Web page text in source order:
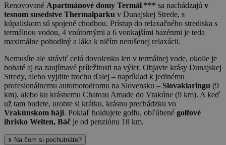
Renovované Apartmánové domy Termál *** sa nachádzajú v
tesnom susedstve Thermalparku v Dunajskej Strede, s
kúpaliskom sú spojené chodbou. Prístup do relaxačného strediska s
termálnou vodou, 4 vnútornými a 6 vonkajšími bazénmi je teda
maximálne pohodlný a láka k ničím nerušenej relaxácii.
Nemusíte ale stráviť celú dovolenku len v termálnej vode, okolie je
bohaté aj na zaujímavé príležitosti na výlet. Objavte krásy Dunajskej
Stredy, alebo vyjdite trochu ďalej – napríklad k jedinému
profesionálnemu automotodromu na Slovensku – Slovakiaringu (9
km), alebo ku krásnemu Chateau Amade do Vrakúne (9 km). A keď
už tam budete, urobte si krátku, krásnu prechádzku vo
Vrakúnskom háji. Pokiaľ holdujete golfu, obľúbené golfové
ihrisko Welten, Báč je od penziónu 18 km.
Na čom si pochutnáte?